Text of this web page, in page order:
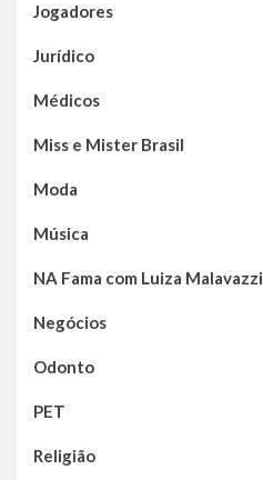
Jogadores
Jurídico
Médicos
Miss e Mister Brasil
Moda
Música
NA Fama com Luiza Malavazzi
Negócios
Odonto
PET
Religião